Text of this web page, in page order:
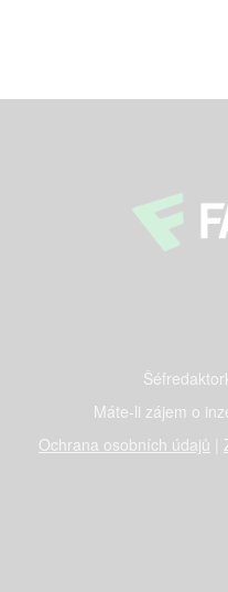
Máte-li zájem o
Ochrana osobních údajů